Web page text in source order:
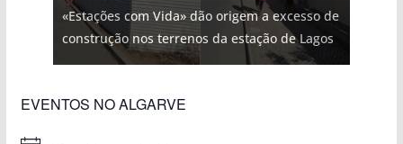
«Estações com Vida» dão origem a excesso de
construção nos terrenos da estação de Lagos
EVENTOS NO ALGARVE